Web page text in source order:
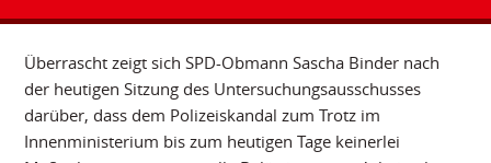
Überrascht zeigt sich SPD-Obmann Sascha Binder nach
der heutigen Sitzung des Untersuchungsausschusses
darüber, dass dem Polizeiskandal zum Trotz im
Innenministerium bis zum heutigen Tage keinerlei